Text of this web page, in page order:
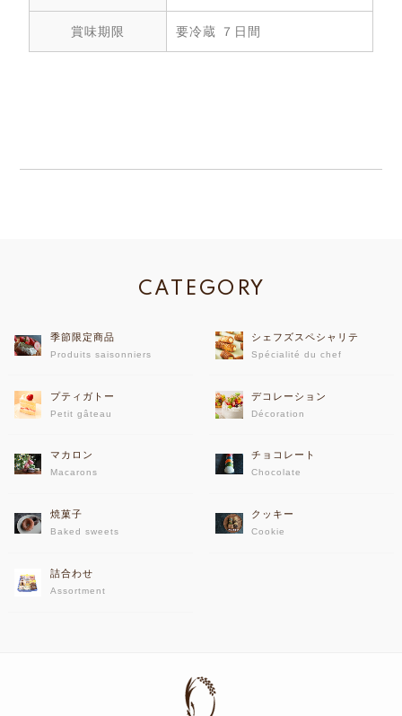
賞味期限 要冷蔵 ７日間
CATEGORY
季節限定商品
Produits saisonniers
シェフズスペシャリテ
Spécialité du chef
プティガトー
Petit gâteau
デコレーション
Décoration
マカロン
Macarons
チョコレート
Chocolate
焼菓子
Baked sweets
クッキー
Cookie
詰合わせ
Assortment